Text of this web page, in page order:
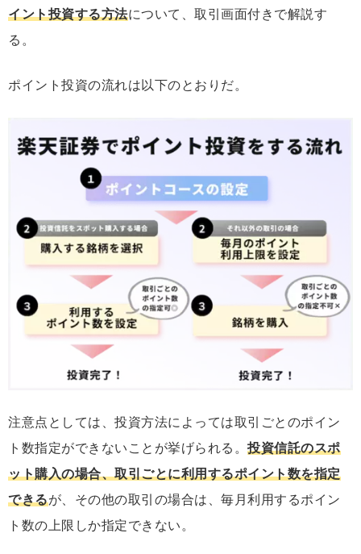
イント投資する方法について、取引画面付きで解説す
る。
ポイント投資の流れは以下のとおりだ。
注意点としては、投資方法によっては取引ごとのポイン
ト数指定ができないことが挙げられる。 投資信託のスポ
ット購入の場合、取引ごとに利用するポイント数を指定
できるが、その他の取引の場合は、毎月利用するポイン
ト数の上限しか指定できない。